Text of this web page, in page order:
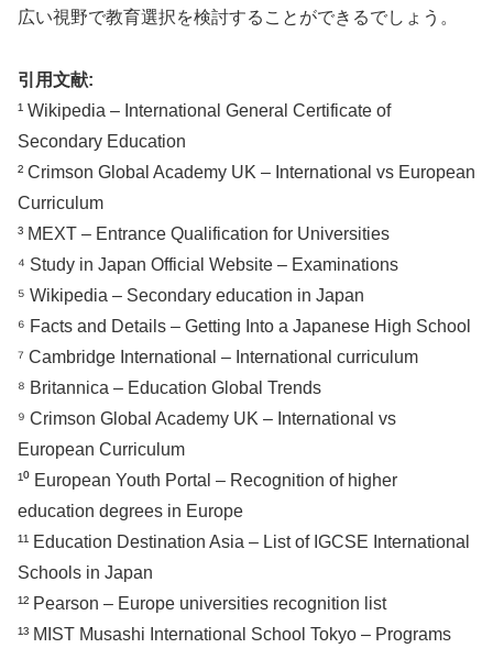
広い視野で教育選択を検討することができるでしょう。
引用文献:
¹ Wikipedia – International General Certificate of
Secondary Education
² Crimson Global Academy UK – International vs European
Curriculum
³ MEXT – Entrance Qualification for Universities
⁴ Study in Japan Official Website – Examinations
⁵ Wikipedia – Secondary education in Japan
⁶ Facts and Details – Getting Into a Japanese High School
⁷ Cambridge International – International curriculum
⁸ Britannica – Education Global Trends
⁹ Crimson Global Academy UK – International vs
European Curriculum
¹⁰ European Youth Portal – Recognition of higher
education degrees in Europe
¹¹ Education Destination Asia – List of IGCSE International
Schools in Japan
¹² Pearson – Europe universities recognition list
¹³ MIST Musashi International School Tokyo – Programs